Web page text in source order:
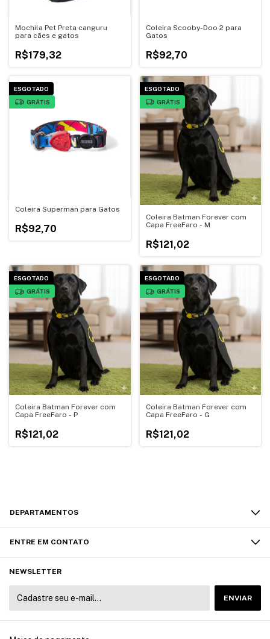
Mochila Pet Preta canguru
para cães e gatos
R$179,32
Coleira Scooby-Doo 2 para
Gatos
R$92,70
ESGOTADO
GRÁTIS
Coleira Superman para Gatos
R$92,70
ESGOTADO
GRÁTIS
Coleira Batman Forever com
Capa FreeFaro - M
R$121,02
ESGOTADO
GRÁTIS
Coleira Batman Forever com
Capa FreeFaro - P
R$121,02
ESGOTADO
GRÁTIS
Coleira Batman Forever com
Capa FreeFaro - G
R$121,02
DEPARTAMENTOS
ENTRE EM CONTATO
NEWSLETTER